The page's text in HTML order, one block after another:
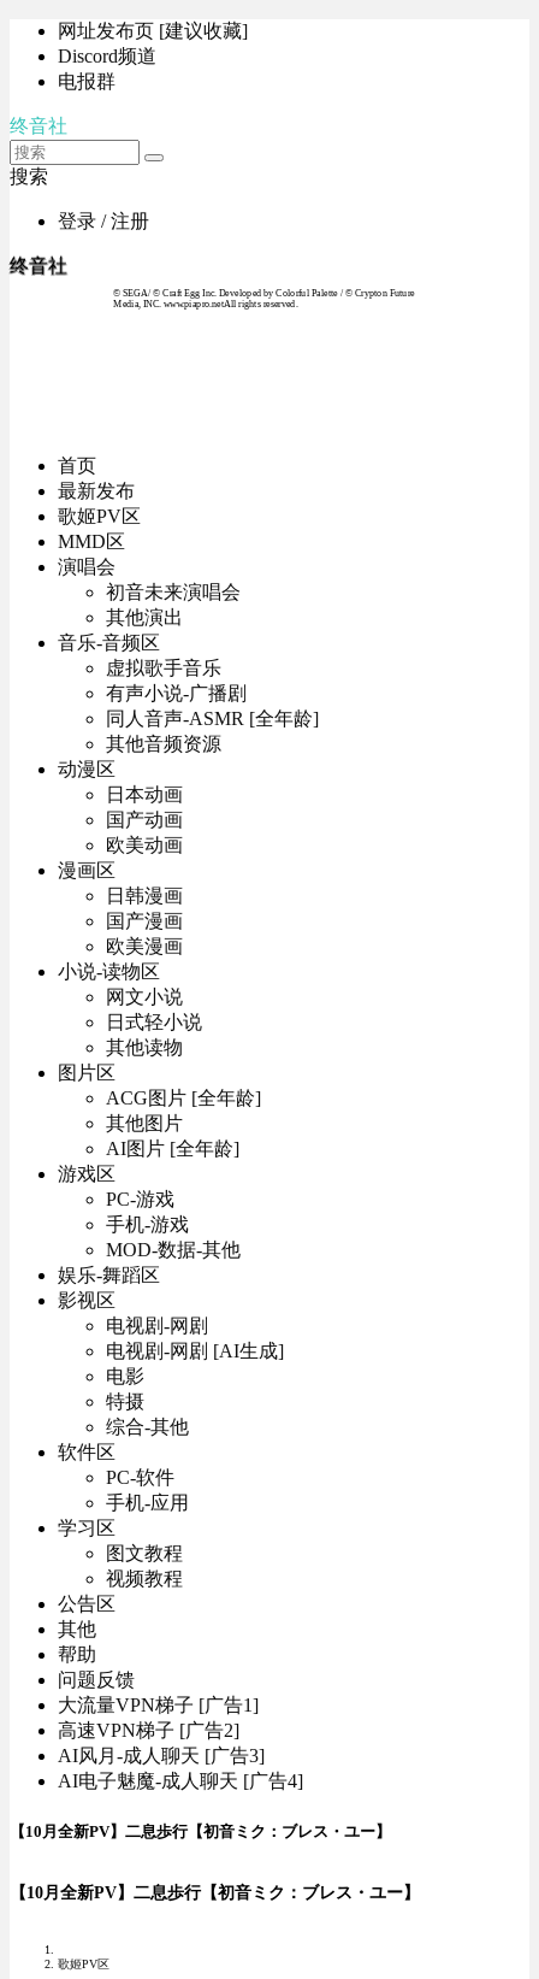
网址发布页 [建议收藏]
Discord频道
电报群
终音社
搜索
登录 / 注册
终音社
© SEGA / © Craft Egg Inc. Developed by Colorful Palette / © Crypton Future
Media, INC. www.piapro.netAll rights reserved.
首页
最新发布
歌姬PV区
MMD区
演唱会
初音未来演唱会
其他演出
音乐-音频区
虚拟歌手音乐
有声小说-广播剧
同人音声-ASMR [全年龄]
其他音频资源
动漫区
日本动画
国产动画
欧美动画
漫画区
日韩漫画
国产漫画
欧美漫画
小说-读物区
网文小说
日式轻小说
其他读物
图片区
ACG图片 [全年龄]
其他图片
AI图片 [全年龄]
游戏区
PC-游戏
手机-游戏
MOD-数据-其他
娱乐-舞蹈区
影视区
电视剧-网剧
电视剧-网剧 [AI生成]
电影
特摄
综合-其他
软件区
PC-软件
手机-应用
学习区
图文教程
视频教程
公告区
其他
帮助
问题反馈
大流量VPN梯子 [广告1]
高速VPN梯子 [广告2]
AI风月-成人聊天 [广告3]
AI电子魅魔-成人聊天 [广告4]
【10月全新PV】二息歩行【初音ミク：ブレス・ユー】
【10月全新PV】二息歩行【初音ミク：ブレス・ユー】
歌姬PV区